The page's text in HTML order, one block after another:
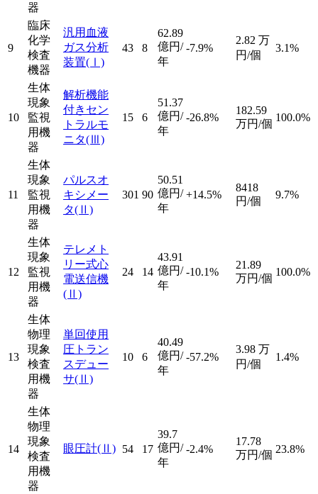
器
9
臨床
化学
検査
機器
汎用血液
ガス分析
装置(Ⅰ)
43 8
62.89
億円/
年
-7.9%
2.82 万
円/個
3.1%
10
生体
現象
監視
用機
器
解析機能
付きセン
トラルモ
ニタ(Ⅲ)
15 6
51.37
億円/
年
-26.8%
182.59
万円/個
100.0%
11
生体
現象
監視
用機
器
パルスオ
キシメー
タ(Ⅱ)
301 90
50.51
億円/
年
+14.5%
8418
円/個
9.7%
12
生体
現象
監視
用機
器
テレメト
リー式心
電送信機
(Ⅱ)
24 14
43.91
億円/
年
-10.1%
21.89
万円/個
100.0%
13
生体
物理
現象
検査
用機
器
単回使用
圧トラン
スデュー
サ(Ⅱ)
10 6
40.49
億円/
年
-57.2%
3.98 万
円/個
1.4%
14
生体
物理
現象
検査
用機
器
眼圧計(Ⅱ) 54 17
39.7
億円/
年
-2.4%
17.78
万円/個 23.8%